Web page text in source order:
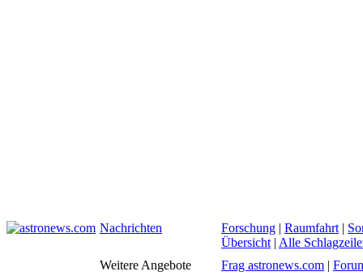
Nachrichten Forschung | Raumfahrt |
Übersicht | Alle
Weitere Angebote
Frag astronews.com |